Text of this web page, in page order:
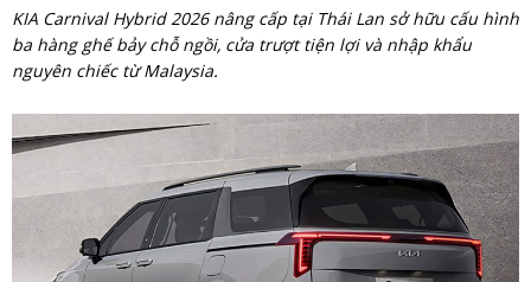
KIA Carnival Hybrid 2026 nâng cấp tại Thái Lan sở hữu cấu hình
ba hàng ghế bảy chỗ ngồi, cửa trượt tiện lợi và nhập khẩu
nguyên chiếc từ Malaysia.